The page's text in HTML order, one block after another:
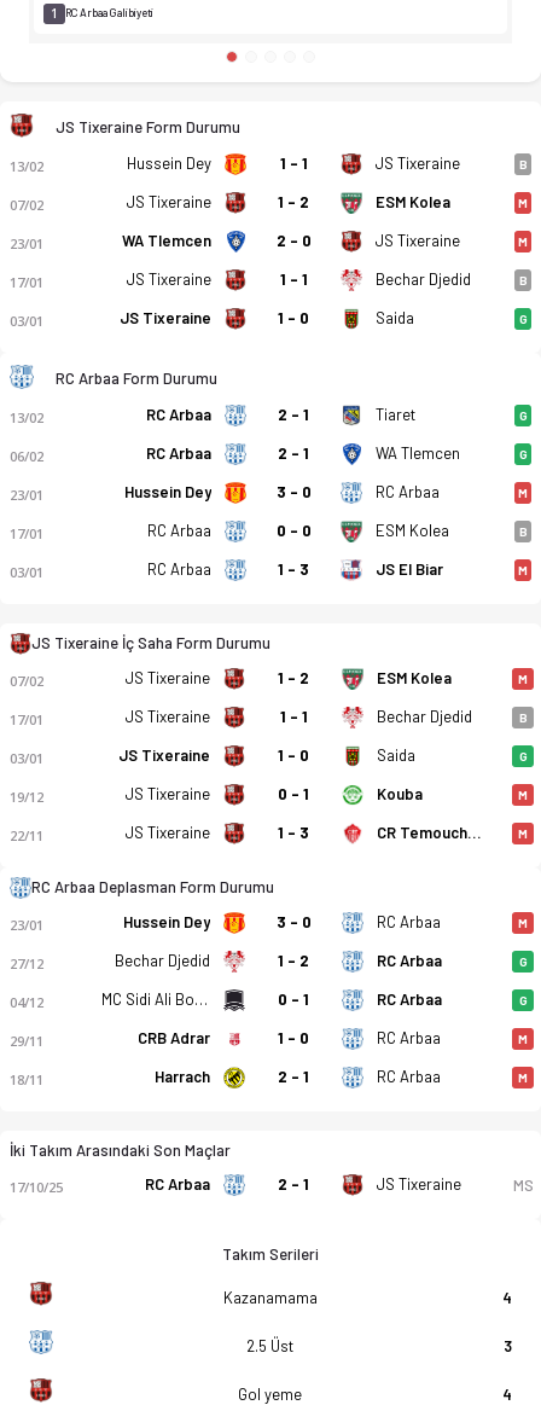
JS Tixeraine - RC Arbaa 1-0 bitti. Gol anları, kadro,
1 RC Arbaa Galibiyeti
JS Tixeraine Form Durumu
13/02 Hussein Dey 1 - 1 JS Tixeraine B
07/02 JS Tixeraine 1 - 2 ESM Kolea M
23/01 WA Tlemcen 2 - 0 JS Tixeraine M
17/01 JS Tixeraine 1 - 1 Bechar Djedid B
03/01 JS Tixeraine 1 - 0 Saida G
RC Arbaa Form Durumu
13/02 RC Arbaa 2 - 1 Tiaret G
06/02 RC Arbaa 2 - 1 WA Tlemcen G
23/01 Hussein Dey 3 - 0 RC Arbaa M
17/01 RC Arbaa 0 - 0 ESM Kolea B
03/01 RC Arbaa 1 - 3 JS El Biar M
JS Tixeraine İç Saha Form Durumu
07/02 JS Tixeraine 1 - 2 ESM Kolea M
17/01 JS Tixeraine 1 - 1 Bechar Djedid B
03/01 JS Tixeraine 1 - 0 Saida G
19/12 JS Tixeraine 0 - 1 Kouba M
22/11 JS Tixeraine 1 - 3 CR Temouchent M
RC Arbaa Deplasman Form Durumu
23/01 Hussein Dey 3 - 0 RC Arbaa M
27/12 Bechar Djedid 1 - 2 RC Arbaa G
04/12 MC Sidi Ali Boussidi 0 - 1 RC Arbaa G
29/11 CRB Adrar 1 - 0 RC Arbaa M
18/11 Harrach 2 - 1 RC Arbaa M
İki Takım Arasındaki Son Maçlar
17/10/25 RC Arbaa 2 - 1 JS Tixeraine MS
Takım Serileri
Kazanamama 4
2.5 Üst 3
Gol yeme 4